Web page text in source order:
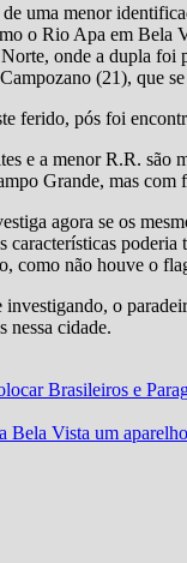
uma menor
o Rio Apa em Bela
onde a dupla
(21), que
ferido, pós foi
e a menor R.R. são
Grande, mas
agora se os
características
como não houve o
o
nessa cidade.
Brasileiros e
Bela Vista um